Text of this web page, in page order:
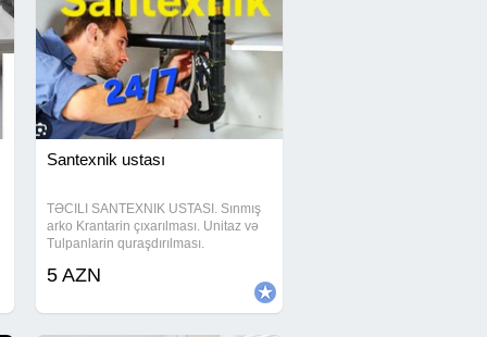
Santexnik ustası
TƏCILI SANTEXNIK USTASI. Sınmış
arko Krantarin çıxarılması. Unitaz və
Tulpanlarin quraşdırılması.
Paltaryuyan və qabyuyanlarin
otağına aid bütün santexnika
5 AZN